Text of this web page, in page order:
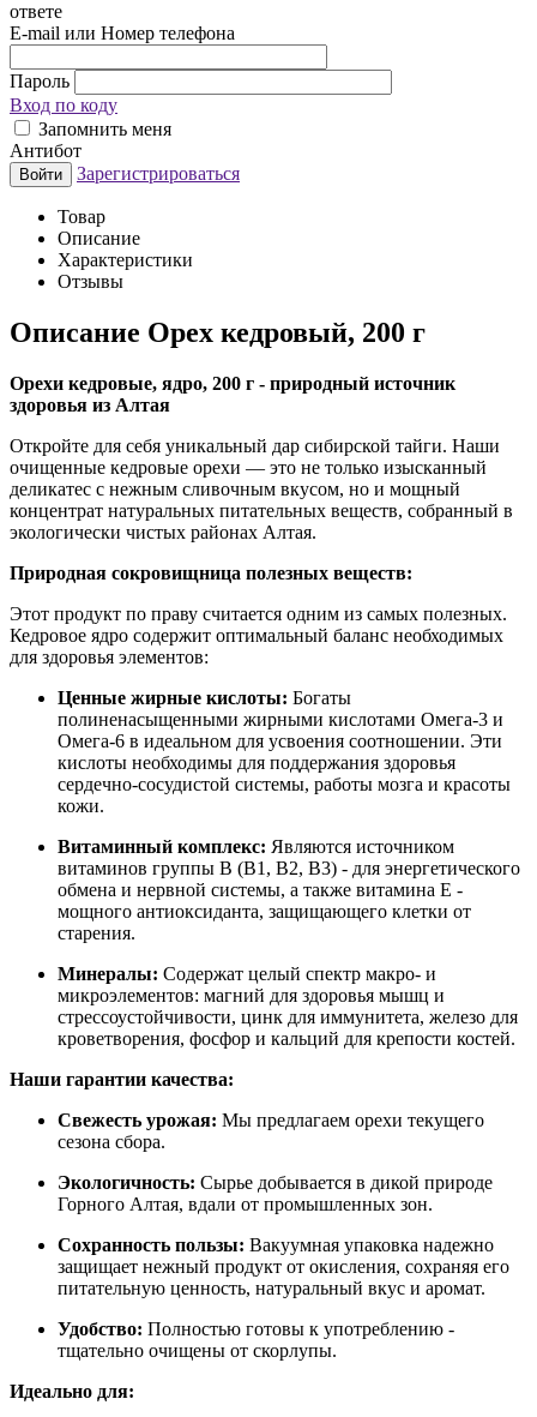
ответе
E-mail или Номер телефона
Пароль
Вход по коду
Запомнить меня
Антибот
Войти Зарегистрироваться
Товар
Описание
Характеристики
Отзывы
Описание Орех кедровый, 200 г
Орехи кедровые, ядро, 200 г - природный источник
здоровья из Алтая
Откройте для себя уникальный дар сибирской тайги. Наши
очищенные кедровые орехи — это не только изысканный
деликатес с нежным сливочным вкусом, но и мощный
концентрат натуральных питательных веществ, собранный в
экологически чистых районах Алтая.
Природная сокровищница полезных веществ:
Этот продукт по праву считается одним из самых полезных.
Кедровое ядро содержит оптимальный баланс необходимых
для здоровья элементов:
Ценные жирные кислоты: Богаты
полиненасыщенными жирными кислотами Омега-3 и
Омега-6 в идеальном для усвоения соотношении. Эти
кислоты необходимы для поддержания здоровья
сердечно-сосудистой системы, работы мозга и красоты
кожи.
Витаминный комплекс: Являются источником
витаминов группы В (B1, B2, B3) - для энергетического
обмена и нервной системы, а также витамина Е -
мощного антиоксиданта, защищающего клетки от
старения.
Минералы: Содержат целый спектр макро- и
микроэлементов: магний для здоровья мышц и
стрессоустойчивости, цинк для иммунитета, железо для
кроветворения, фосфор и кальций для крепости костей.
Наши гарантии качества:
Свежесть урожая: Мы предлагаем орехи текущего
сезона сбора.
Экологичность: Сырье добывается в дикой природе
Горного Алтая, вдали от промышленных зон.
Сохранность пользы: Вакуумная упаковка надежно
защищает нежный продукт от окисления, сохраняя его
питательную ценность, натуральный вкус и аромат.
Удобство: Полностью готовы к употреблению -
тщательно очищены от скорлупы.
Идеально для: